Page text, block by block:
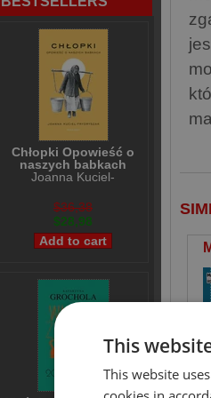
Chłopki Opowieść o
naszych babkach
Joanna Kuciel-
$36,38
$28,98
This
This website